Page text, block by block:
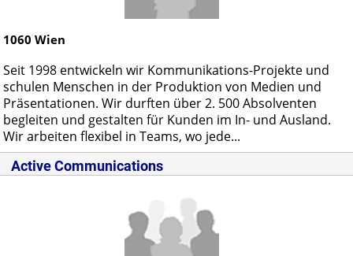
1060 Wien
Seit 1998 entwickeln wir Kommunikations-Projekte und
schulen Menschen in der Produktion von Medien und
Präsentationen. Wir durften über 2. 500 Absolventen
begleiten und gestalten für Kunden im In- und Ausland.
Wir arbeiten flexibel in Teams, wo jede...
Active Communications